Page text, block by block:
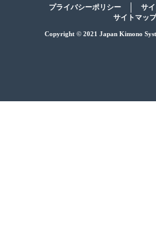
プライバシーポリシー
サ
サイトマップ
Copyright © 2021 Japan Kimono